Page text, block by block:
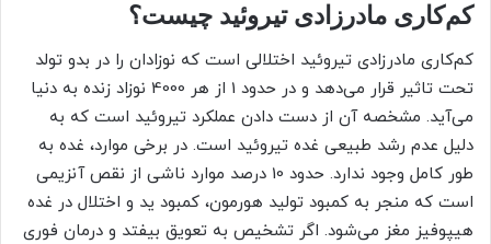
کم‌کاری مادرزادی تیروئید چیست؟
کم‌کاری مادرزادی تیروئید اختلالی است که نوزادان را در بدو تولد
تحت تاثیر قرار می‌دهد و در حدود 1 از هر 4000 نوزاد زنده به دنیا
می‌آید. مشخصه آن از دست دادن عملکرد تیروئید است که به
دلیل عدم رشد طبیعی غده تیروئید است. در برخی موارد، غده به
طور کامل وجود ندارد. حدود 10 درصد موارد ناشی از نقص آنزیمی
است که منجر به کمبود تولید هورمون، کمبود ید و اختلال در غده
هیپوفیز مغز می‌شود. اگر تشخیص به تعویق بیفتد و درمان فوری